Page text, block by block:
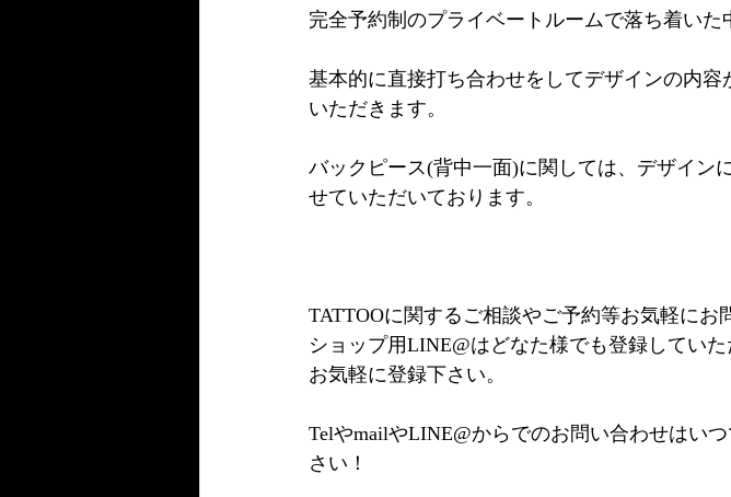
完全予約制のプライベートルームで落ち着いた
基本的に直接打ち合わせをしてデザインの内
いただきます。
バックピース(背中一面)に関しては、デザイン
せていただいております。
TATTOOに関するご相談やご予約等お気軽にお
ショップ用LINE@はどなた様でも登録してい
お気軽に登録下さい。
TelやmailやLINE@からでのお問い合わせはい
さい！